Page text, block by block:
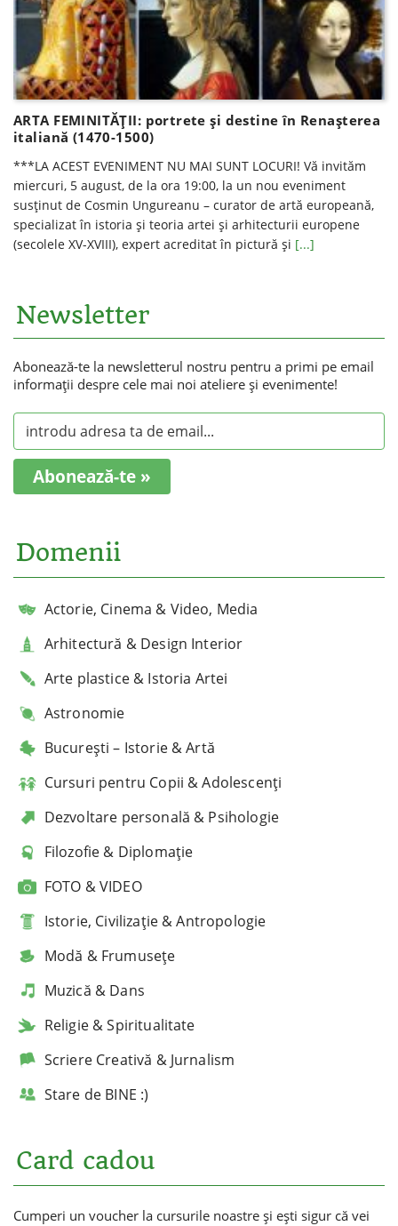
ARTA FEMINITĂȚII: portrete și destine în Renașterea
italiană (1470-1500)
***LA ACEST EVENIMENT NU MAI SUNT LOCURI! Vă invităm
miercuri, 5 august, de la ora 19:00, la un nou eveniment
susținut de Cosmin Ungureanu – curator de artă europeană,
specializat în istoria şi teoria artei şi arhitecturii europene
(secolele XV-XVIII), expert acreditat în pictură şi [...]
Newsletter
Abonează-te la newsletterul nostru pentru a primi pe email
informaţii despre cele mai noi ateliere şi evenimente!
Abonează-te »
Domenii
Actorie, Cinema & Video, Media
Arhitectură & Design Interior
Arte plastice & Istoria Artei
Astronomie
București – Istorie & Artă
Cursuri pentru Copii & Adolescenți
Dezvoltare personală & Psihologie
Filozofie & Diplomație
FOTO & VIDEO
Istorie, Civilizație & Antropologie
Modă & Frumusețe
Muzică & Dans
Religie & Spiritualitate
Scriere Creativă & Jurnalism
Stare de BINE :)
Card cadou
Cumperi un voucher la cursurile noastre și ești sigur că vei